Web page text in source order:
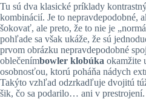
Tu sú dva klasické príklady
kombinácií. Je to nepravdepodobné,
šokovať, ale preto, že to nie je
pohľade sa však ukáže, že sú
prvom obrázku nepravdepodobné
oblečenímbowler klobúka okamžite
osobnosťou, ktorú poháňa nádych
Takýto vzhľad odzrkadľuje dvojitú
šik, čo sa podarilo… ani v prestrojení.